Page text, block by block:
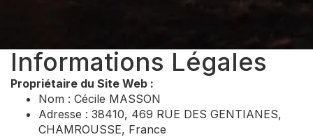
Informations Légales
Propriétaire du Site Web :
Nom : Cécile MASSON
Adresse : 38410, 469 RUE DES GENTIANES,
CHAMROUSSE, France